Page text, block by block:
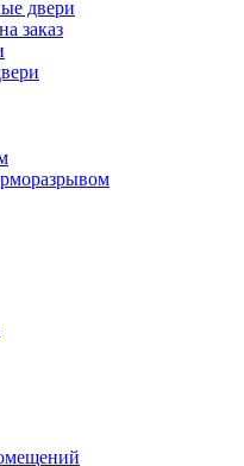
двери
заказ